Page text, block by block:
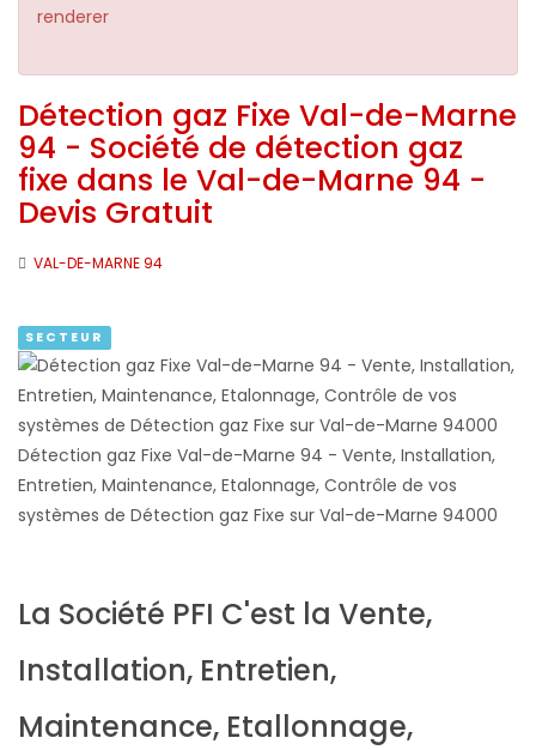
renderer
Détection gaz Fixe Val-de-Marne
94 - Société de détection gaz
fixe dans le Val-de-Marne 94 -
Devis Gratuit
VAL-DE-MARNE 94
SECTEUR
Détection gaz Fixe Val-de-Marne 94 - Vente, Installation,
Entretien, Maintenance, Etalonnage, Contrôle de vos
systèmes de Détection gaz Fixe sur Val-de-Marne 94000
La Société PFI C'est la Vente,
Installation, Entretien,
Maintenance, Etallonnage,